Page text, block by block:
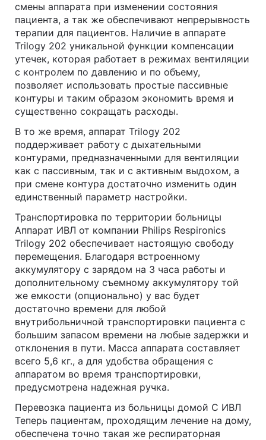
смены аппарата при изменении состояния
пациента, а так же обеспечивают непрерывность
терапии для пациентов. Наличие в аппарате
Trilogy 202 уникальной функции компенсации
утечек, которая работает в режимах вентиляции
с контролем по давлению и по объему,
позволяет использовать простые пассивные
контуры и таким образом экономить время и
существенно сокращать расходы.
В то же время, аппарат Trilogy 202
поддерживает работу с дыхательными
контурами, предназначенными для вентиляции
как с пассивным, так и с активным выдохом, а
при смене контура достаточно изменить один
единственный параметр настройки.
Транспортировка по территории больницы
Аппарат ИВЛ от компании Philips Respironics
Trilogy 202 обеспечивает настоящую свободу
перемещения. Благодаря встроенному
аккумулятору с зарядом на 3 часа работы и
дополнительному съемному аккумулятору той
же емкости (опционально) у вас будет
достаточно времени для любой
внутрибольничной транспортировки пациента с
большим запасом времени на любые задержки и
отклонения в пути. Масса аппарата составляет
всего 5,6 кг., а для удобства обращения с
аппаратом во время транспортировки,
предусмотрена надежная ручка.
Перевозка пациента из больницы домой С ИВЛ
Теперь пациентам, проходящим лечение на дому,
обеспечена точно такая же респираторная